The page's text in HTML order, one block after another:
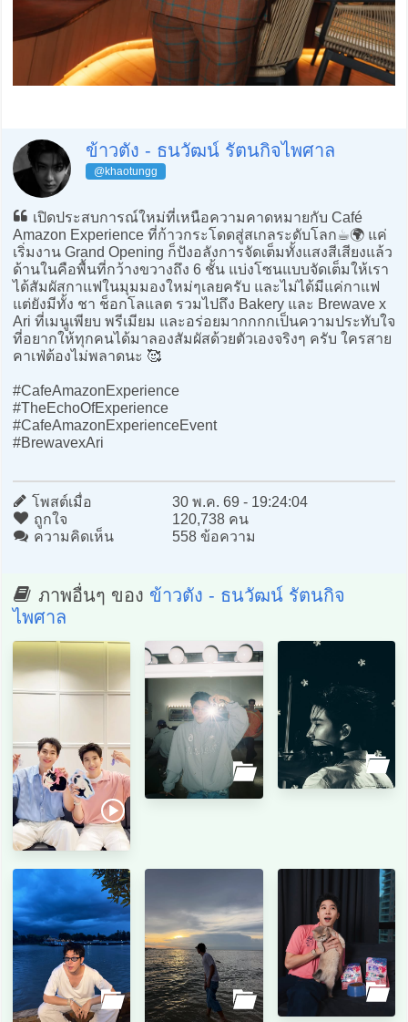
ข้าวตัง - ธนวัฒน์ รัตนกิจไพศาล
@khaotungg
เปิดประสบการณ์ใหม่ที่เหนือความคาดหมายกับ Café
Amazon Experience ที่ก้าวกระโดดสู่สเกลระดับโลก☕️🌍 แค่
เริ่มงาน Grand Opening ก็ปังอลังการจัดเต็มทั้งแสงสีเสียงแล้ว
ด้านในคือพื้นที่กว้างขวางถึง 6 ชั้น แบ่งโซนแบบจัดเต็มให้เรา
ได้สัมผัสกาแฟในมุมมองใหม่ๆเลยครับ และไม่ได้มีแค่กาแฟ
แต่ยังมีทั้ง ชา ช็อกโลแลต รวมไปถึง Bakery และ Brewave x
Ari ที่เมนูเพียบ พรีเมียม และอร่อยมากกกกเป็นความประทับใจ
ที่อยากให้ทุกคนได้มาลองสัมผัสด้วยตัวเองจริงๆ ครับ ใครสาย
คาเฟ่ต้องไม่พลาดนะ 🥰
#CafeAmazonExperience
#TheEchoOfExperience
#CafeAmazonExperienceEvent
#BrewavexAri
โพสต์เมื่อ
30 พ.ค. 69 - 19:24:04
ถูกใจ
120,738 คน
ความคิดเห็น
558 ข้อความ
ภาพอื่นๆ ของ ข้าวตัง - ธนวัฒน์ รัตนกิจ
ไพศาล